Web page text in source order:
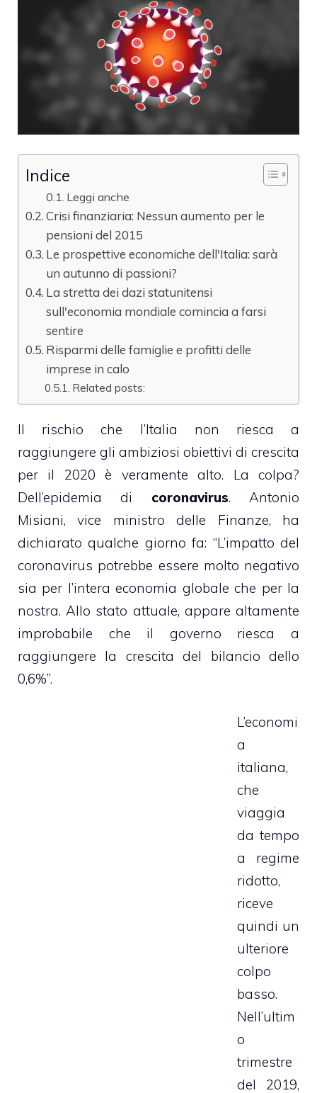
Indice
Leggi anche
Crisi finanziaria: Nessun aumento per le
pensioni del 2015
Le prospettive economiche dell'Italia: sarà
un autunno di passioni?
La stretta dei dazi statunitensi
sull'economia mondiale comincia a farsi
sentire
Risparmi delle famiglie e profitti delle
imprese in calo
Related posts:
Il rischio che l’Italia non riesca a
raggiungere gli ambiziosi obiettivi di crescita
per il 2020 è veramente alto. La colpa?
Dell’epidemia di coronavirus. Antonio
Misiani, vice ministro delle Finanze, ha
dichiarato qualche giorno fa: “L’impatto del
coronavirus potrebbe essere molto negativo
sia per l’intera economia globale che per la
nostra. Allo stato attuale, appare altamente
improbabile che il governo riesca a
raggiungere la crescita del bilancio dello
0,6%”.
L’economi
a
italiana,
che
viaggia
da tempo
a regime
ridotto,
riceve
quindi un
ulteriore
colpo
basso.
Nell’ultim
o
trimestre
del 2019,